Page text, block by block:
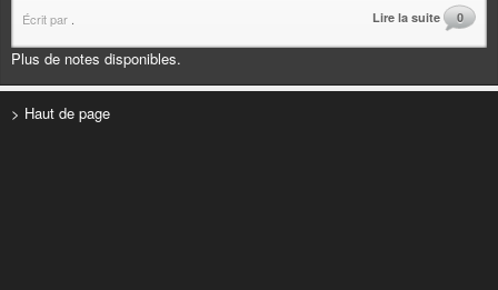
Écrit par Lire la suite 0
Plus de notes disponibles.
> Haut de page